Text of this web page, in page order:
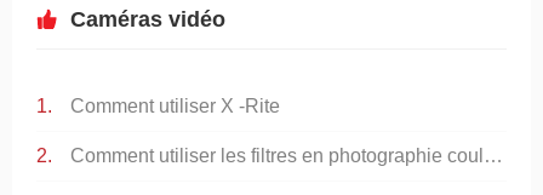
Caméras vidéo
Comment utiliser X -Rite
Comment utiliser les filtres en photographie couleur